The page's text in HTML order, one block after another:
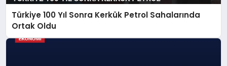
Türkiye 100 Yıl Sonra Kerkük Petrol Sahalarında
Ortak Oldu